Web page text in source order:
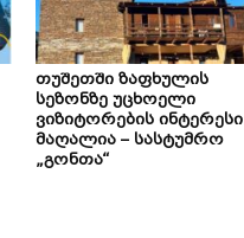
თუშეთში ზაფხულის
სეზონზე უცხოელი
ვიზიტორების ინტერესი
მაღალია – სასტუმრო
„გონთა“